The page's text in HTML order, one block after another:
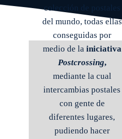
colección de postales
del mundo, todas ellas
conseguidas por
medio de la iniciativa
Postcrossing,
mediante la cual
intercambias postales
con gente de
diferentes lugares,
pudiendo hacer